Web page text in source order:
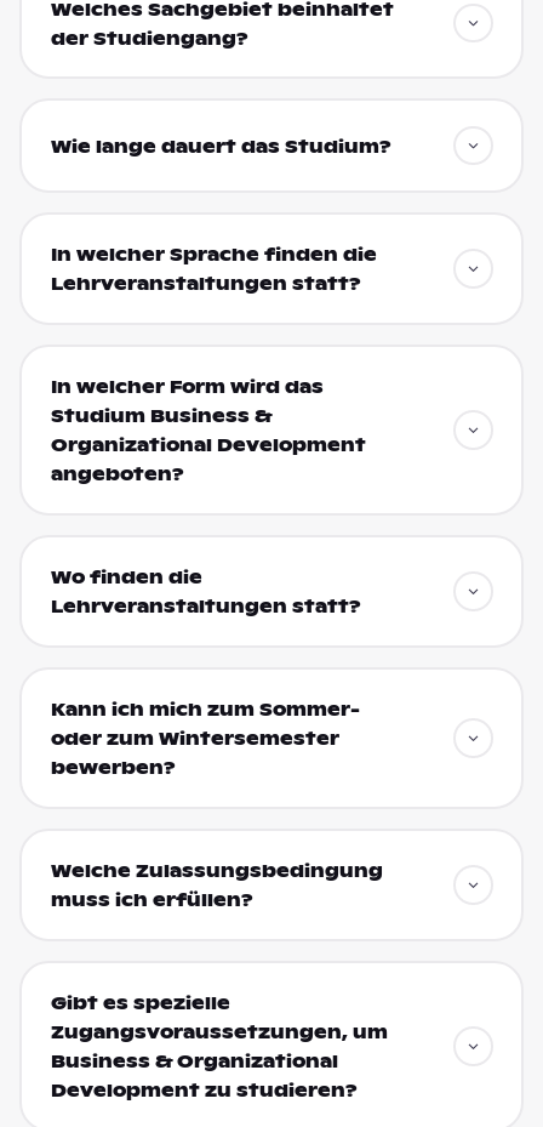
Welches Sachgebiet beinhaltet
der Studiengang?
Wie lange dauert das Studium?
In welcher Sprache finden die
Lehrveranstaltungen statt?
In welcher Form wird das
Studium Business &
Organizational Development
angeboten?
Wo finden die
Lehrveranstaltungen statt?
Kann ich mich zum Sommer-
oder zum Wintersemester
bewerben?
Welche Zulassungsbedingung
muss ich erfüllen?
Gibt es spezielle
Zugangsvoraussetzungen, um
Business & Organizational
Development zu studieren?